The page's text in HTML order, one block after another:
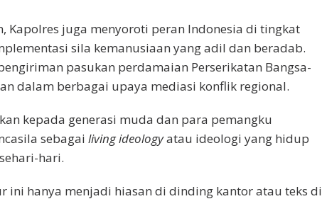
Kapolres juga menyoroti peran Indonesia di tingkat
sila kemanusiaan yang adil dan beradab.
pasukan perdamaian Perserikatan Bangsa-
dalam berbagai upaya mediasi konflik regional.
kepada generasi muda dan para pemangku
sebagai living ideologyatau ideologi yang hidup
hari.
ini hanya menjadi hiasan di dinding kantor atau teks di